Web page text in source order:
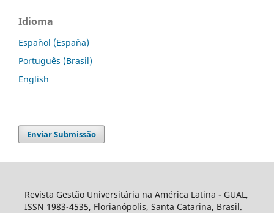
Idioma
Español (España)
Português (Brasil)
English
Enviar Submissão
Revista Gestão Universitária na América Latina - GUAL,
ISSN 1983-4535, Florianópolis, Santa Catarina, Brasil.